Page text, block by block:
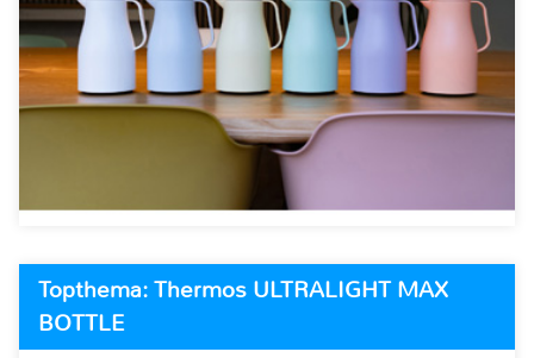
Topthema: Thermos ULTRALIGHT MAX
BOTTLE